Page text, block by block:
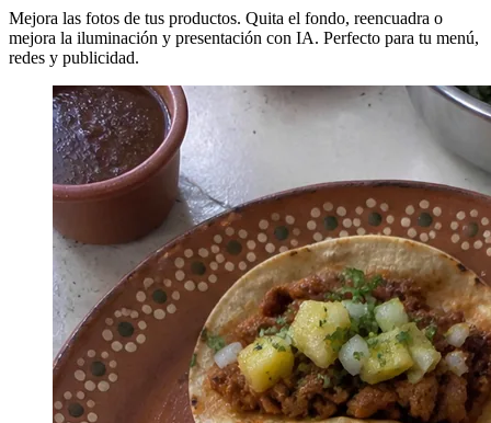
Mejora las fotos de tus productos. Quita el fondo, reencuadra o
mejora la iluminación y presentación con IA. Perfecto para tu menú,
redes y publicidad.